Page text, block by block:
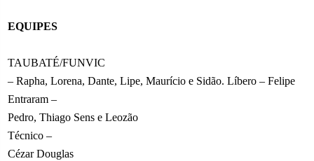
EQUIPES
TAUBATÉ/FUNVIC
– Rapha, Lorena, Dante, Lipe, Maurício e Sidão. Líbero – Felipe
Entraram –
Pedro, Thiago Sens e Leozão
Técnico –
Cézar Douglas